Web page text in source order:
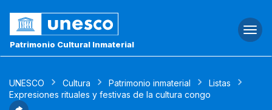
Patrimonio Cultural Inmaterial
UNESCO Cultura Patrimonio inmaterial
Listas
Expresiones rituales y festivas de la cultura congo